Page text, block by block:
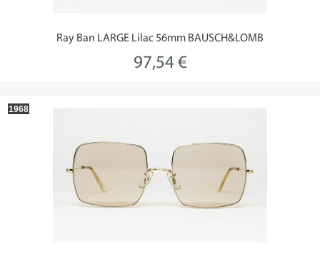
Ray Ban LARGE Lilac 56mm BAUSCH&LOMB
97,54 €
1968